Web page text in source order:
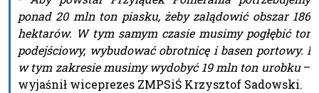
ponad 20 mln ton piasku, żeby zalądowić obszar 186
hektarów. W tym samym czasie musimy pogłębić tor
podejściowy, wybudować obrotnicę i basen portowy. I
w tym zakresie musimy wydobyć 19 mln ton urobku–
wyjaśnił wiceprezes ZMPSiŚ Krzysztof Sadowski.